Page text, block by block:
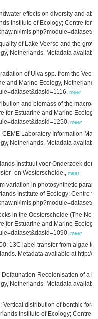
effects on diversity and
Institute of Ecology; Centre for
of Lake Veerse and the
Netherlands. Metadata
of Ulva spp. from the
and Marine Ecology,
meer
and biomass of the
for Estuarine and Marine
meer
CEME Laboratory Information
Netherlands. Metadata
Instituut voor Onderzoek der
en Westerschelde., meer
variation in photosynthetic
Institute of Ecology; Centre
in the Oosterschelde (The
for Estuarine and Marine
meer
13C label transfer from algae
Metadata available at http://
Defaunation-Recolonisation of a
Netherlands. Metadata
Vertical distribution of benthic
Institute of Ecology; Centre